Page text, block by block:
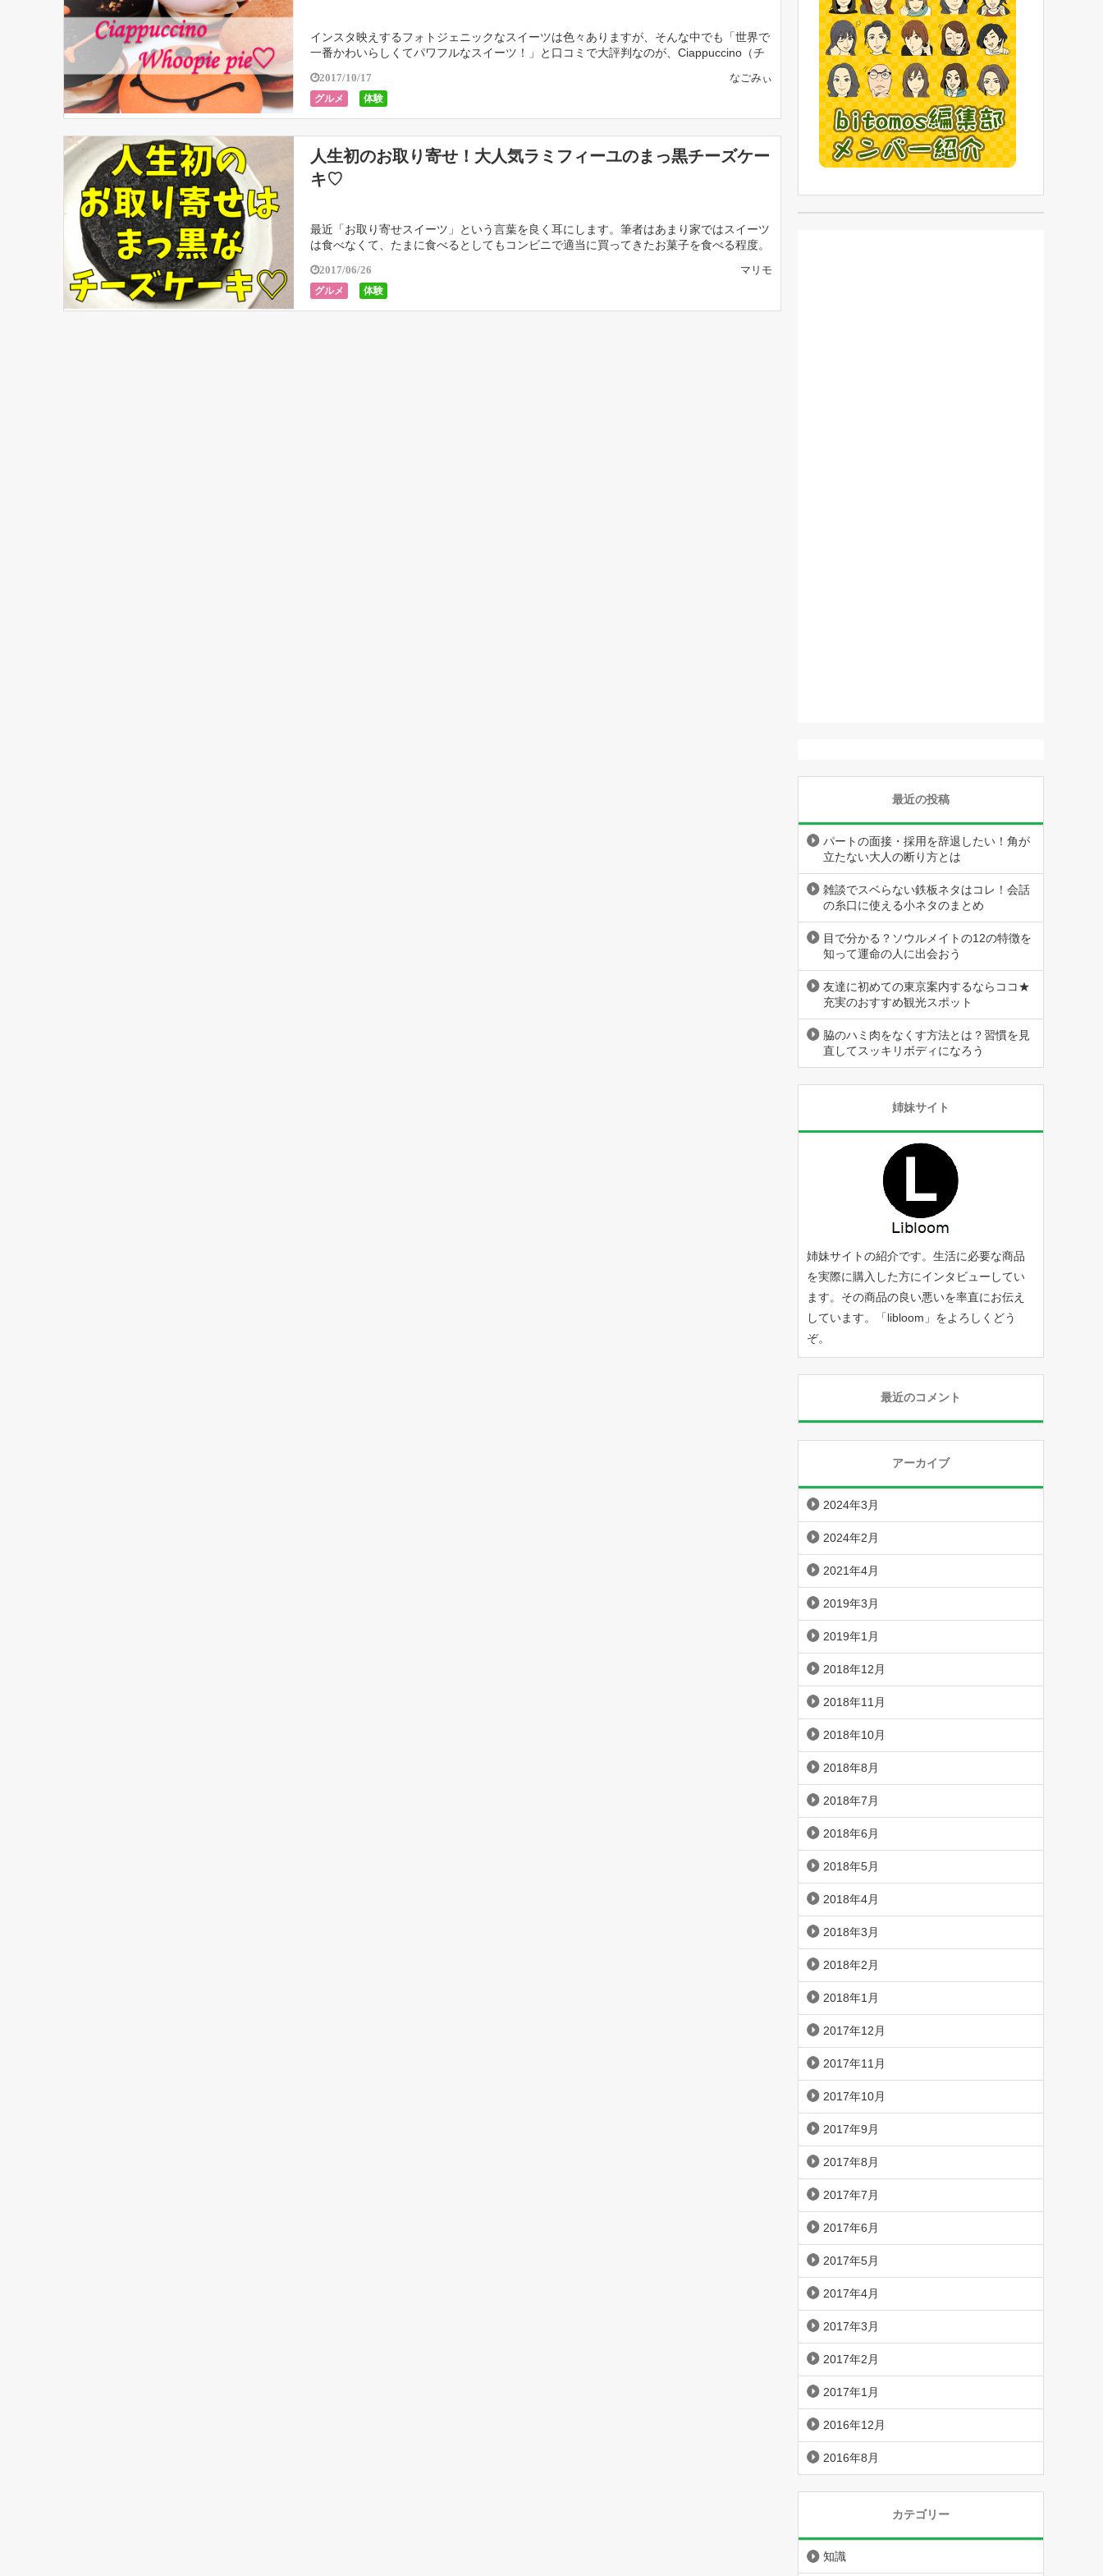
インスタ映えするフォトジェニックなスイーツは色々ありますが、そんな中でも「世界で
一番かわいらしくてパワフルなスイーツ！」と口コミで大評判なのが、Ciappuccino（チ
2017/10/17
グルメ 体験
なごみぃ
人生初のお取り寄せ！大人気ラミフィーユのまっ黒チーズケー
キ♡
最近「お取り寄せスイーツ」という言葉を良く耳にします。筆者はあまり家ではスイーツ
は食べなくて、たまに食べるとしてもコンビニで適当に買ってきたお菓子を食べる程度。
2017/06/26
グルメ 体験
マリモ
最近の投稿
パートの面接・採用を辞退したい！角が
立たない大人の断り方とは
雑談でスベらない鉄板ネタはコレ！会話
の糸口に使える小ネタのまとめ
目で分かる？ソウルメイトの12の特徴を
知って運命の人に出会おう
友達に初めての東京案内するならココ★
充実のおすすめ観光スポット
脇のハミ肉をなくす方法とは？習慣を見
直してスッキリボディになろう
姉妹サイト
姉妹サイトの紹介です。生活に必要な商品
を実際に購入した方にインタビューしてい
ます。その商品の良い悪いを率直にお伝え
しています。「libloom 」をよろしくどう
ぞ。
最近のコメント
アーカイブ
2024年3月
2024年2月
2021年4月
2019年3月
2019年1月
2018年12月
2018年11月
2018年10月
2018年8月
2018年7月
2018年6月
2018年5月
2018年4月
2018年3月
2018年2月
2018年1月
2017年12月
2017年11月
2017年10月
2017年9月
2017年8月
2017年7月
2017年6月
2017年5月
2017年4月
2017年3月
2017年2月
2017年1月
2016年12月
2016年8月
カテゴリー
知識